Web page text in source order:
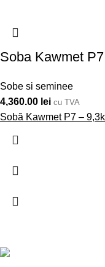
Soba Kawmet
Sobe si seminee
4,360.00 lei cu TVA
Sobă Kawmet P7 –